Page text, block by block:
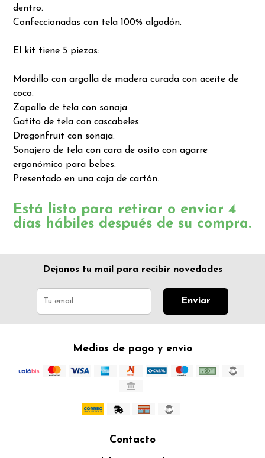
dentro.
Confeccionadas con tela 100% algodón.
El kit tiene 5 piezas:
Mordillo con argolla de madera curada con aceite de
coco.
Zapallo de tela con sonaja.
Gatito de tela con cascabeles.
Dragonfruit con sonaja.
Sonajero de tela con cara de osito con agarre
ergonómico para bebes.
Presentado en una caja de cartón.
Está listo para retirar o enviar 4
días hábiles después de su compra.
Dejanos tu mail para recibir novedades
Enviar
Medios de pago y envío
Contacto